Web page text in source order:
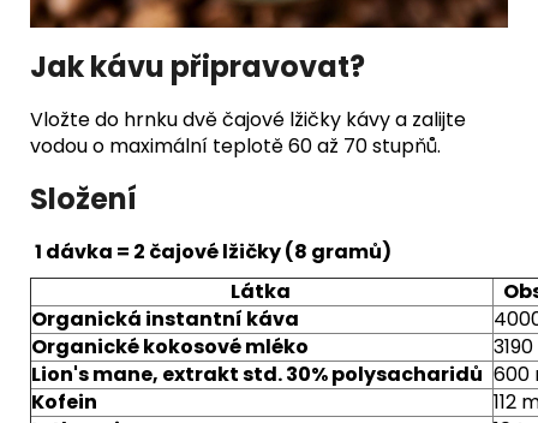
Jak kávu připravovat?
Vložte do hrnku dvě čajové lžičky kávy a zalijte
vodou o maximální teplotě 60 až 70 stupňů.
Složení
1 dávka = 2 čajové lžičky (8 gramů)
Látka
Organická instantní káva
Organické kokosové mléko
Lion's mane, extrakt std. 30% polysacharidů 600
Kofein
112